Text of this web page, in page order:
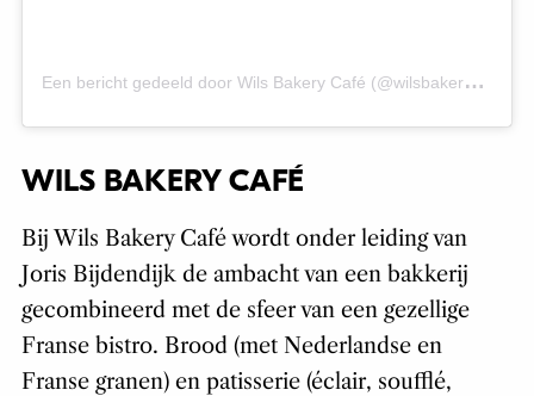
E
en bericht gedeeld door Wils Bakery Café (@wilsbakerycafe)
WILS BAKERY CAFÉ
Bij Wils Bakery Café wordt onder leiding van
Joris Bijdendijk de ambacht van een bakkerij
gecombineerd met de sfeer van een gezellige
Franse bistro. Brood (met Nederlandse en
Franse granen) en patisserie (éclair, soufflé,